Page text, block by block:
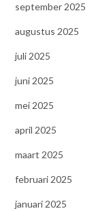
september 2025
augustus 2025
juli 2025
juni 2025
mei 2025
april 2025
maart 2025
februari 2025
januari 2025